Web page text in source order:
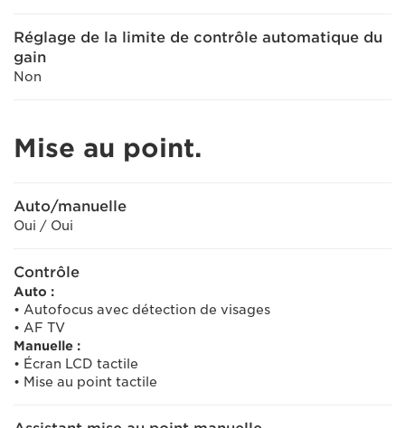
Réglage de la limite de contrôle automatique du
gain
Non
Mise au point.
Auto/manuelle
Oui / Oui
Contrôle
Auto :
• Autofocus avec détection de visages
• AF TV
Manuelle :
• Écran LCD tactile
• Mise au point tactile